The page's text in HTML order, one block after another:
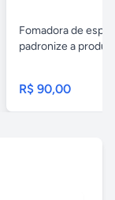
Fomadora de
padronize a
R$ 90,00